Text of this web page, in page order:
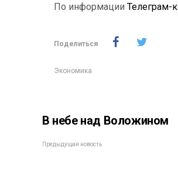
По информации Телеграм-
Поделиться
Экономика
В небе над Воложином
Предыдущая новость